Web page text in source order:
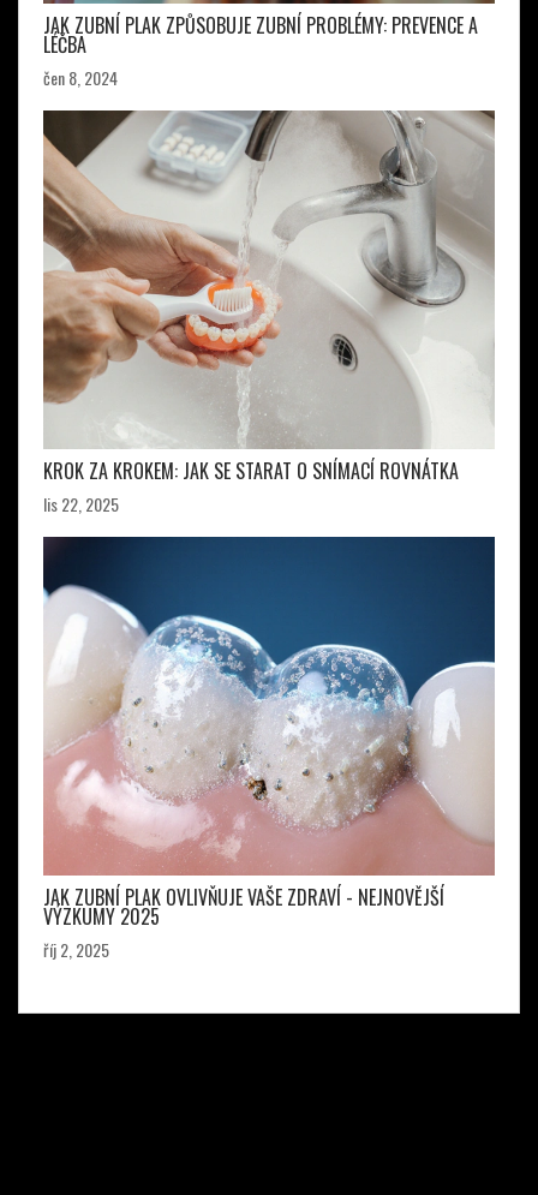
JAK ZUBNÍ PLAK ZPŮSOBUJE ZUBNÍ PROBLÉMY: PREVENCE A
LÉČBA
čen 8, 2024
KROK ZA KROKEM: JAK SE STARAT O SNÍMACÍ ROVNÁTKA
lis 22, 2025
JAK ZUBNÍ PLAK OVLIVŇUJE VAŠE ZDRAVÍ - NEJNOVĚJŠÍ
VÝZKUMY 2025
říj 2, 2025